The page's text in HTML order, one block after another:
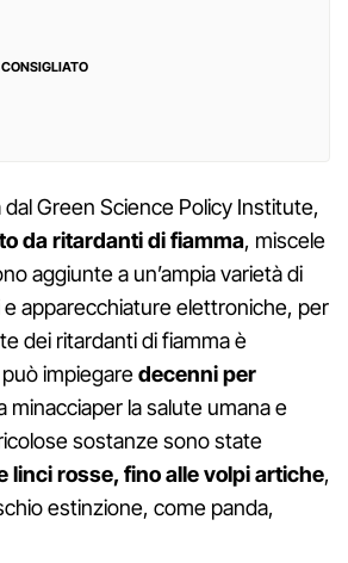
dal Green Science Policy Institute,
da ritardanti di fiamma, miscele
aggiunte a un’ampia varietà di
apparecchiature elettroniche, per
dei ritardanti di fiamma è
impiegaredecenni per
minacciaper la salute umana e
sostanze sono state
linci rosse, fino alle volpi artiche,
estinzione, come panda,